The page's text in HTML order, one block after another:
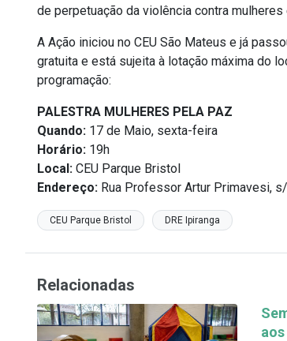
de perpetuação da violência contra mulheres
A Ação iniciou no CEU São Mateus e já
gratuita e está sujeita à lotação máxima do
programação:
PALESTRA MULHERES PELA PAZ
Quando: 17 de Maio, sexta-feira
Horário: 19h
Local: CEU Parque Bristol
Endereço: Rua Professor Artur Primavesi,
CEU Parque Bristol DRE Ipiranga
Relacionadas
aos